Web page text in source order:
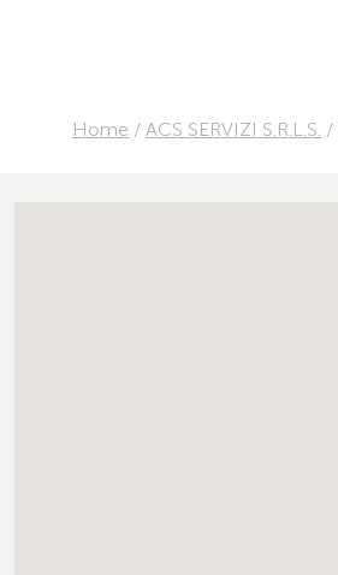
Home / ACS SERVIZI S.R.L.S. /